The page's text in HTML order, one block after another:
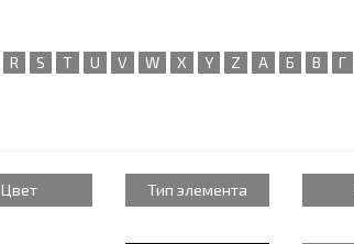
R S T U V W X Y Z А Б В Г
Цвет Тип элемента